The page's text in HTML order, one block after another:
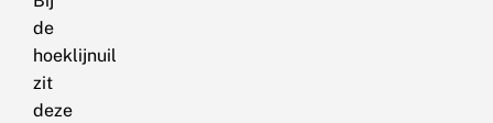
de
hoeklijnuil
zit
deze